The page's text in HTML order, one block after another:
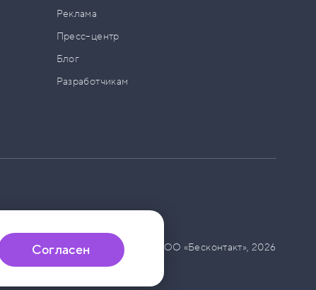
Реклама
Пресс–центр
Блог
Разработчикам
© ООО «Бесконтакт», 2026
Согласен